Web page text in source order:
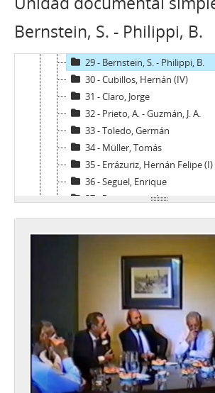
Bernstein, S. - Philippi, B.
26 - Cubillos, Hernán (II)
27 - Cubillos, Hernán (III)
28 - Federecci, José Luis
29 - Bernstein, S. - Philippi, B.
30 - Cubillos, Hernán (IV)
31 - Claro, Jorge
32 - Prieto, A. - Guzmán, J. A.
33 - Toledo, Germán
34 - Müller, Tomás
35 - Errázuriz, Hernán Felipe (I)
36 - Seguel, Enrique
37 - Recabarren, Antonio
38 - Costabal, Martín
39 - Selume, Jorge
41 - Luders, Rolf
42 - Buchi, Hernán
43 - Peñafiel, R. - Silva, F.
44 - Büchi, Hernán
45 - Larroulet, Hernán
46 - Tapia, Daniel
47 - Fontaine, Juan Andrés
48 - Cáceres, Carlos (I)